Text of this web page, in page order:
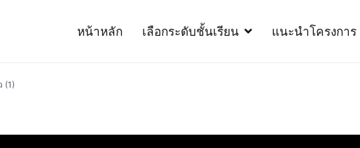
หน้าหลัก เลือกระดับชั้นเรียน แนะนำโครงการ
(1)